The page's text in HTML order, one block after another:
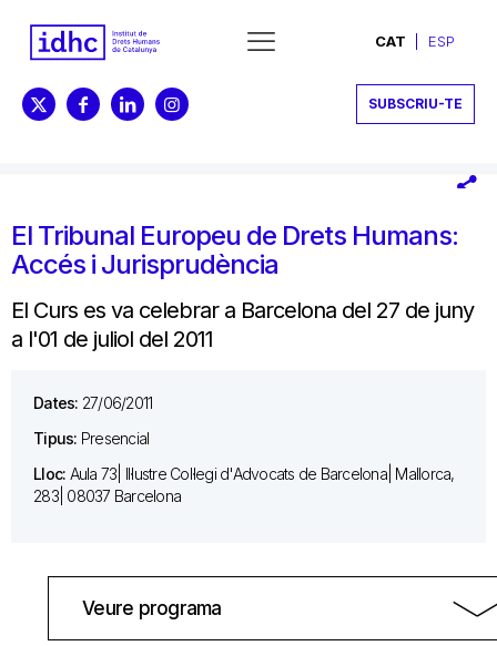
CAT ESP
SUBSCRIU-TE
El Tribunal Europeu de Drets Humans:
Accés i Jurisprudència
El Curs es va celebrar a Barcelona del 27 de juny
a l'01 de juliol del 2011
Dates: 27/06/2011
Tipus: Presencial
Lloc: Aula 73| Il·lustre Col·legi d'Advocats de Barcelona| Mallorca,
283| 08037 Barcelona
Veure programa